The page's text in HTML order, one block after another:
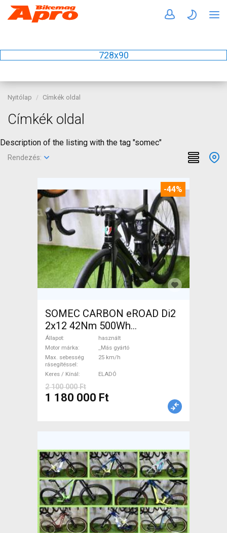
728x90
Nyitólap Címkék oldal
Címkék oldal
Description of the listing with the tag "somec"
Rendezés:
-44%
SOMEC CARBON eROAD Di2
2x12 42Nm 500Wh
Elektromos Országúti / Gravel
_Más gyártó használt ELADÓ
Állapot
használt
Motor márka
_Más gyártó
Max. sebesség
rásegítéssel
25 km/h
Keres / Kínál ELADÓ
2 100 000 Ft
1 180 000 Ft